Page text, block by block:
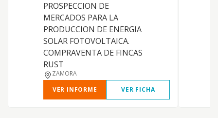
PROSPECCION DE
MERCADOS PARA LA
PRODUCCION DE ENERGIA
SOLAR FOTOVOLTAICA.
COMPRAVENTA DE FINCAS
RUST
ZAMORA
VER INFORME
VER FICHA